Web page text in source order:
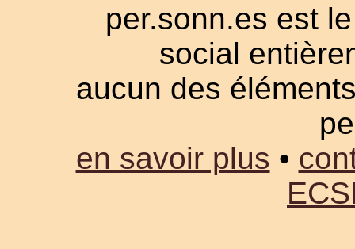
per.sonn.es est
social
aucun des
en savoir plus •